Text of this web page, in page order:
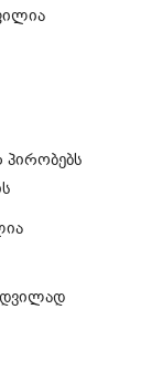
პირობებს